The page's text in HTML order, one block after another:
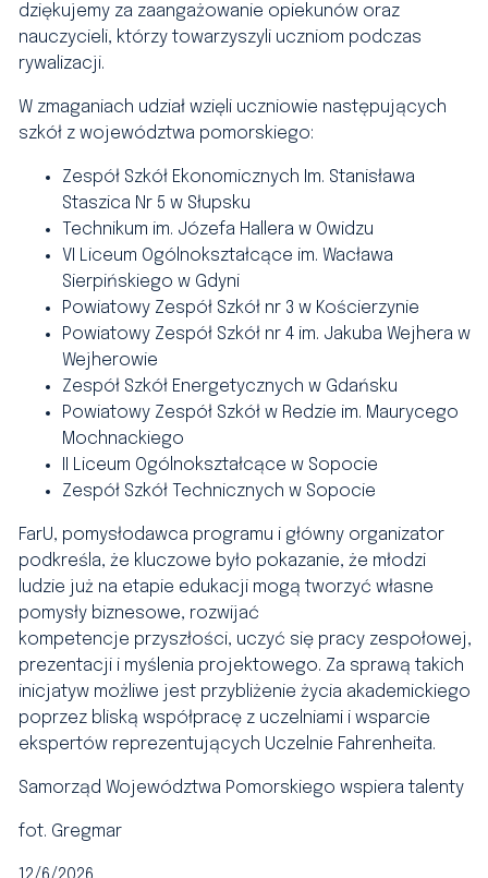
dziękujemy za zaangażowanie opiekunów oraz
nauczycieli, którzy towarzyszyli uczniom podczas
rywalizacji.
W zmaganiach udział wzięli uczniowie następujących
szkół z województwa pomorskiego:
Zespół Szkół Ekonomicznych Im. Stanisława
Staszica Nr 5 w Słupsku
Technikum im. Józefa Hallera w Owidzu
VI Liceum Ogólnokształcące im. Wacława
Sierpińskiego w Gdyni
Powiatowy Zespół Szkół nr 3 w Kościerzynie
Powiatowy Zespół Szkół nr 4 im. Jakuba Wejhera w
Wejherowie
Zespół Szkół Energetycznych w Gdańsku
Powiatowy Zespół Szkół w Redzie im. Maurycego
Mochnackiego
II Liceum Ogólnokształcące w Sopocie
Zespół Szkół Technicznych w Sopocie
FarU, pomysłodawca programu i główny organizator
podkreśla, że kluczowe było pokazanie, że młodzi
ludzie już na etapie edukacji mogą tworzyć własne
pomysły biznesowe, rozwijać
kompetencje przyszłości, uczyć się pracy zespołowej,
prezentacji i myślenia projektowego. Za sprawą takich
inicjatyw możliwe jest przybliżenie życia akademickiego
poprzez bliską współpracę z uczelniami i wsparcie
ekspertów reprezentujących Uczelnie Fahrenheita.
Samorząd Województwa Pomorskiego wspiera talenty
fot. Gregmar